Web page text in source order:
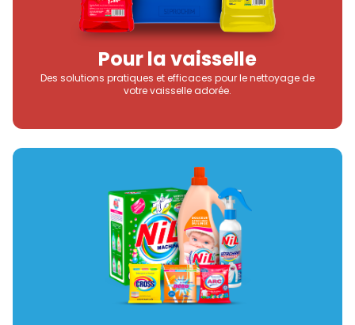
Pour la vaisselle
Des solutions pratiques et efficaces pour le nettoyage de
votre vaisselle adorée.